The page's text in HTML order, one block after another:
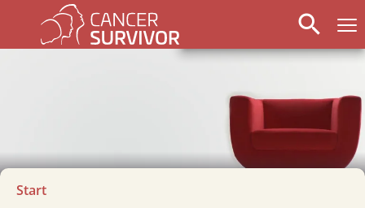
search
Start